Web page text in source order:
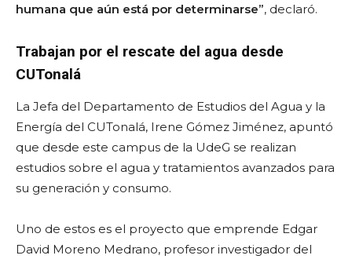
humana que aún está por determinarse”, declaró.
Trabajan por el rescate del agua desde
CUTonalá
La Jefa del Departamento de Estudios del Agua y la
Energía del CUTonalá, Irene Gómez Jiménez, apuntó
que desde este campus de la UdeG se realizan
estudios sobre el agua y tratamientos avanzados para
su generación y consumo.
Uno de estos es el proyecto que emprende Edgar
David Moreno Medrano, profesor investigador del